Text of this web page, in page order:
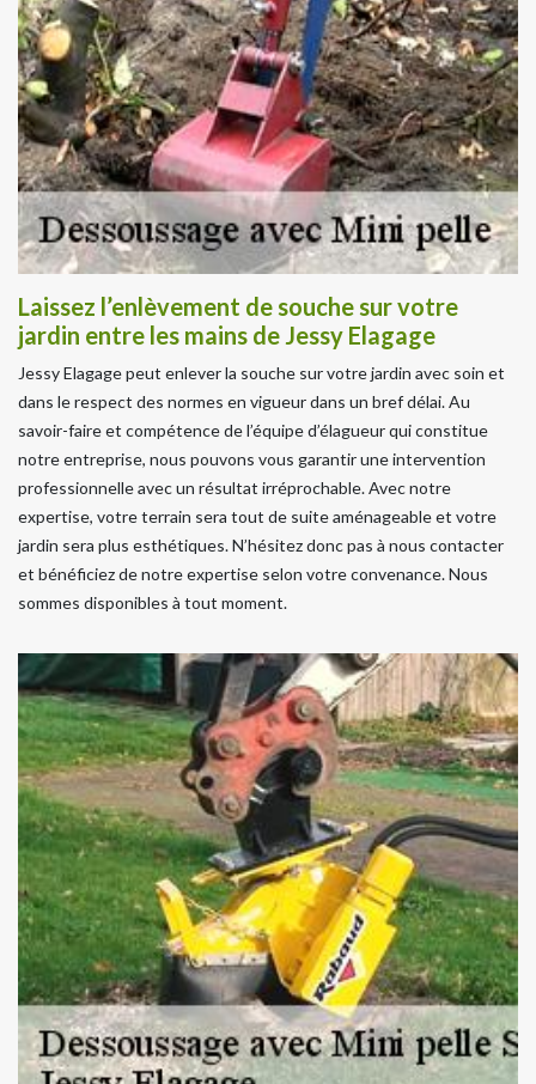
Laissez l’enlèvement de souche sur votre
jardin entre les mains de Jessy Elagage
Jessy Elagage peut enlever la souche sur votre jardin avec soin et
dans le respect des normes en vigueur dans un bref délai. Au
savoir-faire et compétence de l’équipe d’élagueur qui constitue
notre entreprise, nous pouvons vous garantir une intervention
professionnelle avec un résultat irréprochable. Avec notre
expertise, votre terrain sera tout de suite aménageable et votre
jardin sera plus esthétiques. N’hésitez donc pas à nous contacter
et bénéficiez de notre expertise selon votre convenance. Nous
sommes disponibles à tout moment.